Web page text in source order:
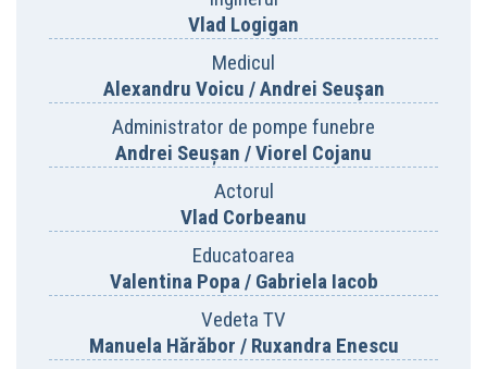
Vlad Logigan
Medicul
Alexandru Voicu / Andrei Seuşan
Administrator de pompe funebre
Andrei Seușan / Viorel Cojanu
Actorul
Vlad Corbeanu
Educatoarea
Valentina Popa / Gabriela Iacob
Vedeta TV
Manuela Hărăbor / Ruxandra Enescu